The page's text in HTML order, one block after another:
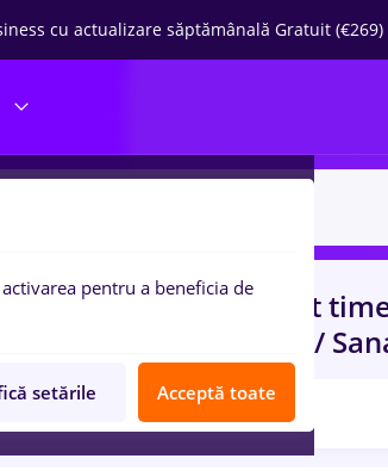
cu actualizare săptămânală Gratuit (€269)
insolventa, Part
Banci, Medicina /
Relevanță
pentru a beneficia de
setările Acceptă toate